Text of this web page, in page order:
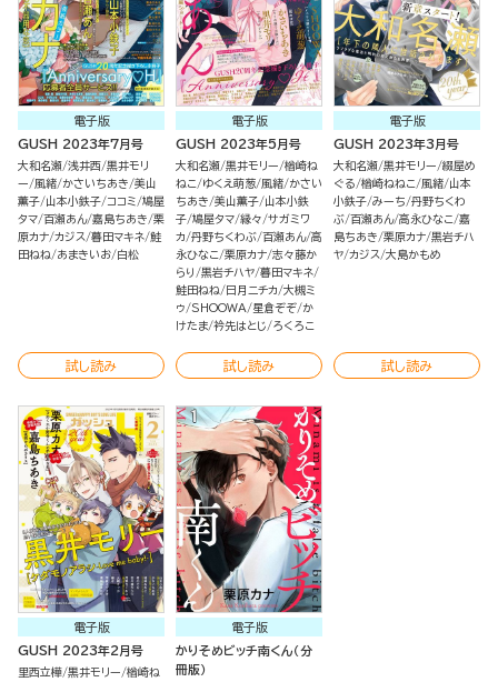
電子版
GUSH 2023年7月号
大和名瀬 浅井西 黒井モリ
ー
風緒 かさいちあき 美山
薫子 山本小鉄子 ココミ 鳩屋
タマ 百瀬あん 嘉島ちあき 栗
原カナ カジス 暮田マキネ 鮭
田ねね
あまきいお 白松
試し読み
電子版
GUSH 2023年5月号
大和名瀬 黒井モリー 楢崎ね
ねこ
ゆくえ萌葱 風緒 かさい
ちあき 美山薫子 山本小鉄
子 鳩屋タマ 縁々 サガミワ
カ 丹野ちくわぶ 百瀬あん 高
永ひなこ 栗原カナ 志々藤か
らり
黒岩チハヤ 暮田マキネ
鮭田ねね
日月ニチカ 大槻ミ
ゥ SHOOWA 星倉ぞぞ か
けたま 衿先はとじ ろくろこ
試し読み
電子版
GUSH 2023年3月号
大和名瀬 黒井モリー 綴屋め
ぐる 楢崎ねねこ 風緒 山本
小鉄子 みーち 丹野ちくわ
ぶ 百瀬あん 高永ひなこ 嘉
島ちあき 栗原カナ 黒岩チハ
ヤ カジス 大島かもめ
試し読み
電子版
GUSH 2023年2月号
里西立樺 黒井モリー 楢崎ね
電子版
かりそめビッチ南くん（分
冊版）